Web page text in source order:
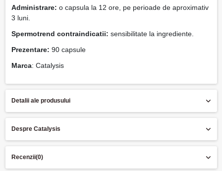
Administrare: o capsula la 12 ore, pe perioade de aproximativ
3 luni.
Spermotrend contraindicatii: sensibilitate la ingrediente.
Prezentare: 90 capsule
Marca: Catalysis
Detalii ale produsului
Despre Catalysis
Recenzii(0)